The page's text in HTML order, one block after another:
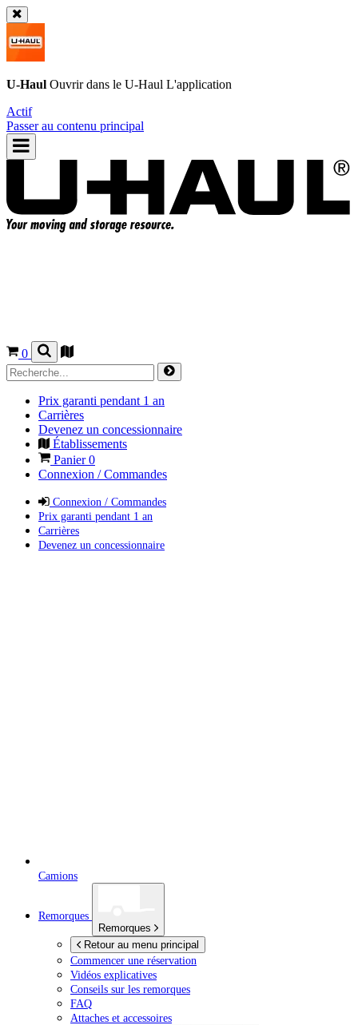
U-Haul Ouvrir dans le U-Haul L'application
Actif
Passer au contenu principal
0
Prix garanti pendant 1 an
Carrières
Devenez un concessionnaire
Établissements
Panier0
Connexion / Commandes
Connexion / Commandes
Prix garanti pendant 1 an
Carrières
Devenez un concessionnaire
Camions
Remorques
Remorques
Retour au menu principal
Commencer une réservation
Vidéos explicatives
Conseils sur les remorques
FAQ
Attaches et accessoires